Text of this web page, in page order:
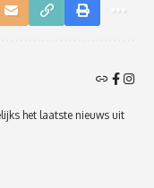
het laatste nieuws uit